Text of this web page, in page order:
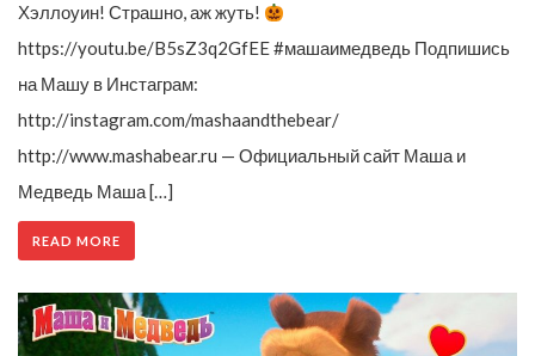
Хэллоуин! Страшно, аж жуть!
https://youtu.be/B5sZ3q2GfEE #машаимедведь Подпишись
на Машу в Инстаграм:
http://instagram.com/mashaandthebear/
http://www.mashabear.ru — Официальный сайт Маша и
Медведь Маша […]
READ MORE